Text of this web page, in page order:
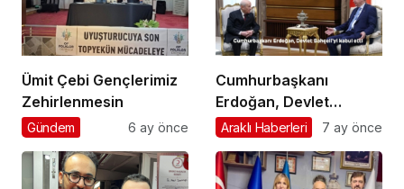
Ümit Çebi Gençlerimiz
Zehirlenmesin
Gündem 6 ay önce
Cumhurbaşkanı
Erdoğan, Devlet
Bahçeli’yi kabul etti
Araklı Haberleri 7 ay önce